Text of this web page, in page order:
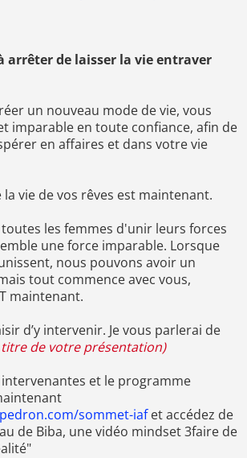
arrêter de laisser la vie entraver
un nouveau mode de vie, vous
imparable en toute confiance, afin de
en affaires et dans votre vie
la vie de vos rêves est maintenant.
les femmes d'unir leurs forces
une force imparable. Lorsque
nous pouvons avoir un
tout commence avec vous,
maintenant.
d’y intervenir. Je vous parlerai de
de votre présentation)
intervenantes et le programme
sommet-iafet accédez de
de Biba, une vidéo mindset 3faire de